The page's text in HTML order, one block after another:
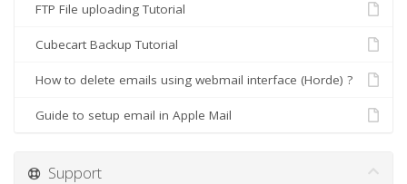
FTP File uploading Tutorial
Cubecart Backup Tutorial
How to delete emails using webmail interface (Horde) ?
Guide to setup email in Apple Mail
Support